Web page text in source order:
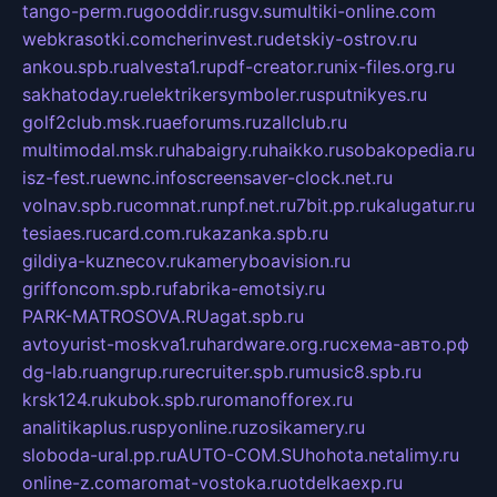
tango-perm.rugooddir.rusgv.sumultiki-online.com
webkrasotki.comcherinvest.rudetskiy-ostrov.ru
ankou.spb.rualvesta1.rupdf-creator.runix-files.org.ru
sakhatoday.ruelektrikersymboler.rusputnikyes.ru
golf2club.msk.ruaeforums.ruzallclub.ru
multimodal.msk.ruhabaigry.ruhaikko.rusobakopedia.ru
isz-fest.ruewnc.infoscreensaver-clock.net.ru
volnav.spb.rucomnat.runpf.net.ru7bit.pp.rukalugatur.ru
tesiaes.rucard.com.rukazanka.spb.ru
gildiya-kuznecov.rukameryboavision.ru
griffoncom.spb.rufabrika-emotsiy.ru
PARK-MATROSOVA.RUagat.spb.ru
avtoyurist-moskva1.ruhardware.org.ruсхема-авто.рф
dg-lab.ruangrup.rurecruiter.spb.rumusic8.spb.ru
krsk124.rukubok.spb.ruromanofforex.ru
analitikaplus.ruspyonline.ruzosikamery.ru
sloboda-ural.pp.ruAUTO-COM.SUhohota.netalimy.ru
online-z.comaromat-vostoka.ruotdelkaexp.ru